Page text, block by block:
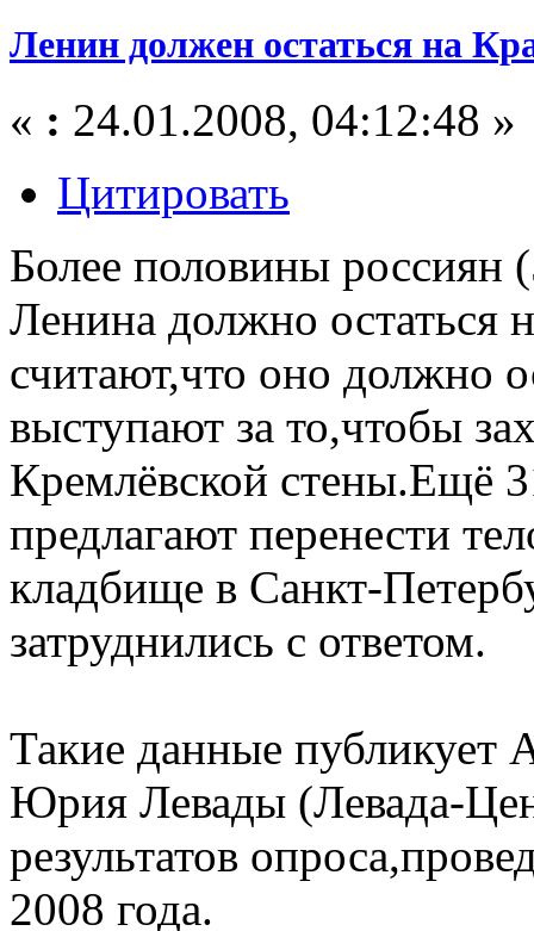
Ленин должен остаться на
« : 24.01.2008, 04:12:48 »
Цитировать
Более половины россиян
Ленина должно остаться
считают,что оно должно
выступают за то,чтобы
Кремлёвской стены.Ещё
предлагают перенести
кладбище в Санкт-
затруднились с ответом.
Такие данные публикует
Юрия Левады (Левада-
результатов
2008 года.